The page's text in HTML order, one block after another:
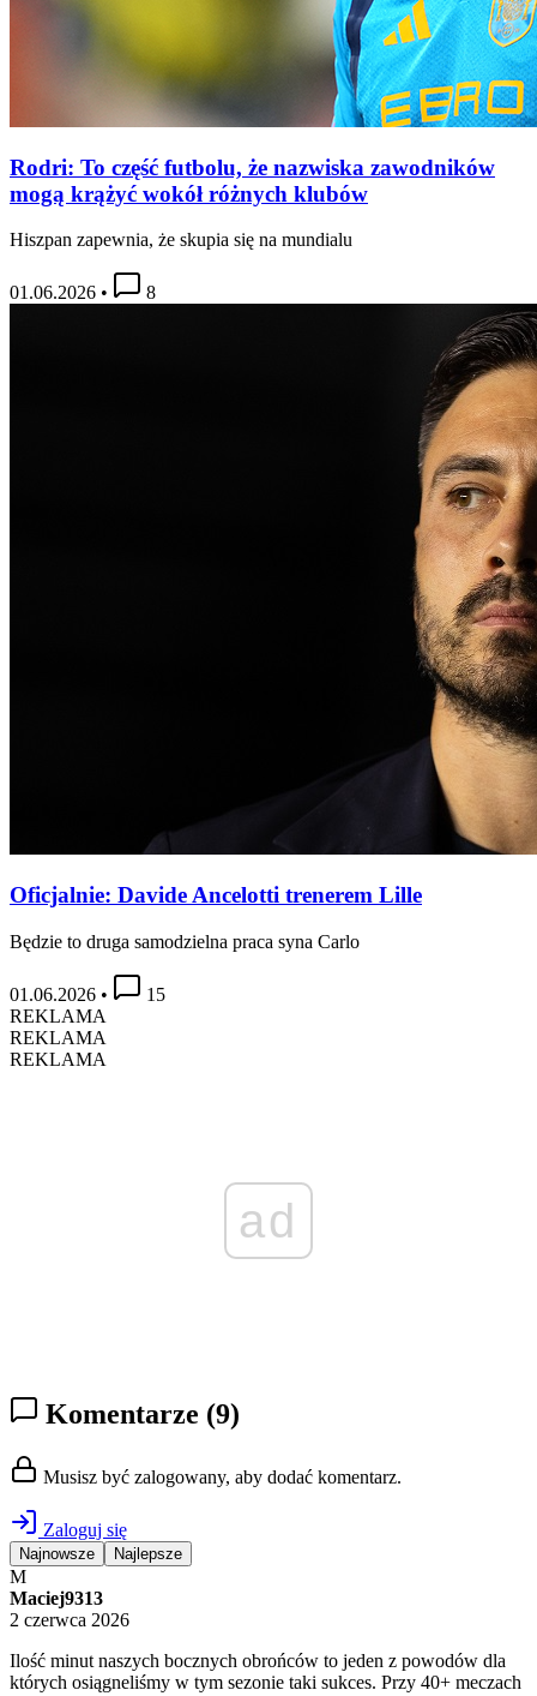
Rodri: To część futbolu, że nazwiska zawodników
mogą krążyć wokół różnych klubów
Hiszpan zapewnia, że skupia się na mundialu
01.06.2026 • 8
Oficjalnie: Davide Ancelotti trenerem Lille
Będzie to druga samodzielna praca syna Carlo
01.06.2026 •
15
REKLAMA
REKLAMA
REKLAMA
ad
Komentarze (9)
Musisz być zalogowany, aby dodać komentarz.
Zaloguj się
Najnowsze Najlepsze
M
Maciej9313
2 czerwca 2026
Ilość minut naszych bocznych obrońców to jeden z powodów dla
których osiągneliśmy w tym sezonie taki sukces. Przy 40+ meczach